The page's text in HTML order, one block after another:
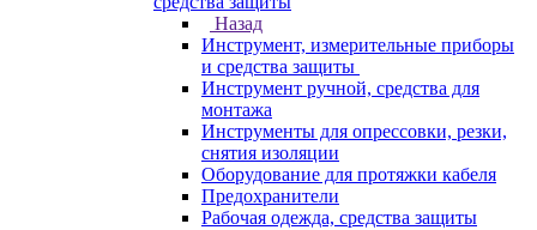
Назад
Инструмент, измерительные приборы
и средства защиты
Инструмент ручной, средства для
монтажа
Инструменты для опрессовки, резки,
снятия изоляции
Оборудование для протяжки кабеля
Предохранители
Рабочая одежда, средства защиты